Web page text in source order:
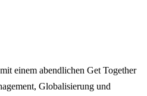
einem abendlichen Get Together
Globalisierung und